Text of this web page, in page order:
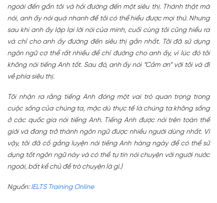
ngoài đến gần tôi và hỏi đường đến một siêu thị. Thành thật mà
nói, anh ấy nói quá nhanh để tôi có thể hiểu được mọi thứ. Nhưng
sau khi anh ấy lặp lại lời nói của mình, cuối cùng tôi cũng hiểu ra
và chỉ cho anh ấy đường đến siêu thị gần nhất. Tôi đã sử dụng
ngôn ngữ cơ thể rất nhiều để chỉ đường cho anh ấy, vì lúc đó tôi
không nói tiếng Anh tốt. Sau đó, anh ấy nói “Cảm ơn” với tôi và đi
về phía siêu thị.
Tôi nhận ra rằng tiếng Anh đóng một vai trò quan trọng trong
cuộc sống của chúng ta, mặc dù thực tế là chúng ta không sống
ở các quốc gia nói tiếng Anh. Tiếng Anh được nói trên toàn thế
giới và đang trở thành ngôn ngữ được nhiều người dùng nhất. Vì
vậy, tôi đã cố gắng luyện nói tiếng Anh hàng ngày để có thể sử
dụng tốt ngôn ngữ này và có thể tự tin nói chuyện với người nước
ngoài, bất kể chủ đề trò chuyện là gì.)
Nguồn: IELTS Training Online